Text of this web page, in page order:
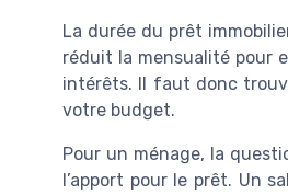
La durée du prêt
réduit la mensualité pour
intérêts. Il faut donc
votre budget.
Pour un ménage, la
l’apport pour le prêt. Un